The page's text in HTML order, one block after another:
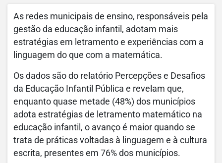
As redes municipais de ensino, responsáveis pela
gestão da educação infantil, adotam mais
estratégias em letramento e experiências com a
linguagem do que com a matemática.
Os dados são do relatório Percepções e Desafios
da Educação Infantil Pública e revelam que,
enquanto quase metade (48%) dos municípios
adota estratégias de letramento matemático na
educação infantil, o avanço é maior quando se
trata de práticas voltadas à linguagem e à cultura
escrita, presentes em 76% dos municípios.